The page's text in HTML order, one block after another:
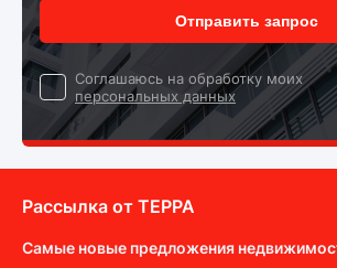
Отправить запрос
Cоглашаюсь на обработку моих
персональных данных
Рассылка от ТEPPA
Самые новые предложения